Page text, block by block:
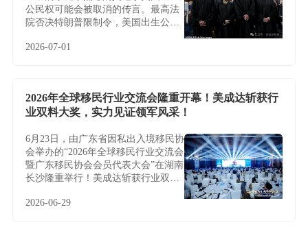
公民权可能会被取消的传言。最高法
院否决特朗普限制令，美国出生公民
2026-07-01
2026年全球移民行业交流会隆重开幕！美成达斩获行
业双料大奖，实力见证领军风采！
6月23日，由广东省因私出入境移民协
会举办的“2026年全球移民行业交流会
暨广东移民协会会员代表大会”在湖南
长沙隆重举行！美成达斩获行业双料
2026-06-29